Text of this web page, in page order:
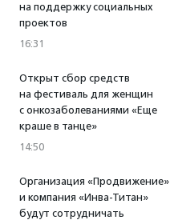
на поддержку социальных
проектов
16:31
Открыт сбор средств
на фестиваль для женщин
с онкозаболеваниями «Еще
краше в танце»
14:50
Организация «Продвижение»
и компания «Инва-Титан»
будут сотрудничать